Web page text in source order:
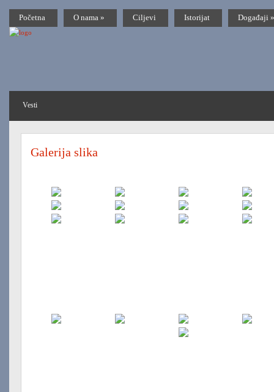
Početna O nama » Ciljevi Istorijat Događaji »
Vesti
Galerija slika